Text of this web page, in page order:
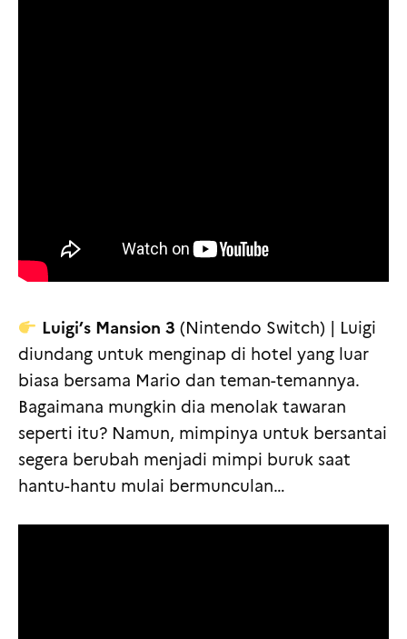
Luigi’s Mansion 3 (Nintendo Switch) | Luigi
diundang untuk menginap di hotel yang luar
biasa bersama Mario dan teman-temannya.
Bagaimana mungkin dia menolak tawaran
seperti itu? Namun, mimpinya untuk bersantai
segera berubah menjadi mimpi buruk saat
hantu-hantu mulai bermunculan…